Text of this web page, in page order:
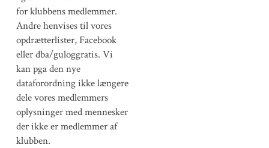
for klubbens medlemmer.
Andre henvises til vores
opdrætterlister, Facebook
eller dba/guloggratis. Vi
kan pga den nye
dataforordning ikke længere
dele vores medlemmers
oplysninger med mennesker
der ikke er medlemmer af
klubben.